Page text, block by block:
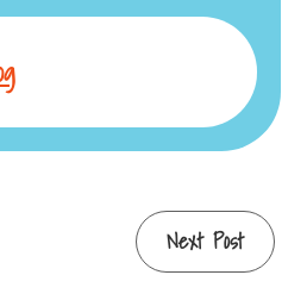
Next Post